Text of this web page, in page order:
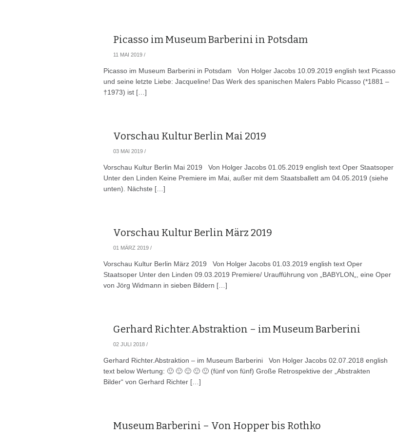
Picasso im Museum Barberini in Potsdam
11 MAI 2019 /
Picasso im Museum Barberini in Potsdam Von Holger Jacobs 10.09.2019 english text Picasso
und seine letzte Liebe: Jacqueline! Das Werk des spanischen Malers Pablo Picasso (*1881 –
†1973) ist […]
Vorschau Kultur Berlin Mai 2019
03 MAI 2019 /
Vorschau Kultur Berlin Mai 2019 Von Holger Jacobs 01.05.2019 english text Oper Staatsoper
Unter den Linden Keine Premiere im Mai, außer mit dem Staatsballett am 04.05.2019 (siehe
unten). Nächste […]
Vorschau Kultur Berlin März 2019
01 MÄRZ 2019 /
Vorschau Kultur Berlin März 2019 Von Holger Jacobs 01.03.2019 english text Oper
Staatsoper Unter den Linden 09.03.2019 Premiere/ Uraufführung von „BABYLON„, eine Oper
von Jörg Widmann in sieben Bildern […]
Gerhard Richter.Abstraktion – im Museum Barberini
02 JULI 2018 /
Gerhard Richter.Abstraktion – im Museum Barberini Von Holger Jacobs 02.07.2018 english
text below Wertung: 🙂 🙂 🙂 🙂 🙂 (fünf von fünf) Große Retrospektive der „Abstrakten
Bilder“ von Gerhard Richter […]
Museum Barberini – Von Hopper bis Rothko